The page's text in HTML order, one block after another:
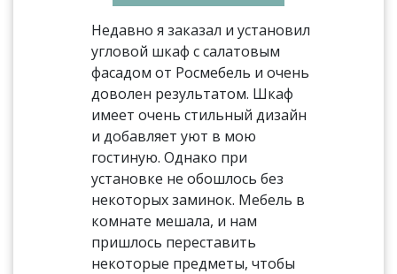
Недавно я заказал и установил
угловой шкаф с салатовым
фасадом от Росмебель и очень
доволен результатом. Шкаф
имеет очень стильный дизайн
и добавляет уют в мою
гостиную. Однако при
установке не обошлось без
некоторых заминок. Мебель в
комнате мешала, и нам
пришлось переставить
некоторые предметы, чтобы